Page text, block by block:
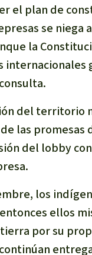
el plan de
se niega
la
internacionales
del territorio
las promesas
del lobby
los
ellos
por su